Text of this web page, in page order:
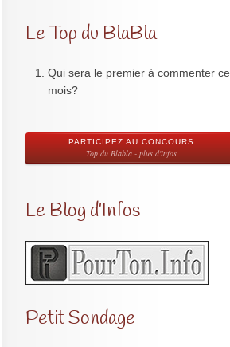
Le Top du BlaBla
Qui sera le premier à commenter ce
mois?
PARTICIPEZ AU CONCOURS
Top du Blabla - plus d'infos
Le Blog d’Infos
Petit Sondage